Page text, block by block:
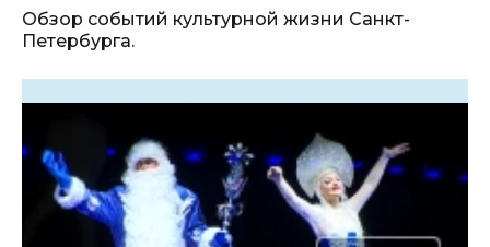
Обзор событий культурной жизни Санкт-
Петербурга.